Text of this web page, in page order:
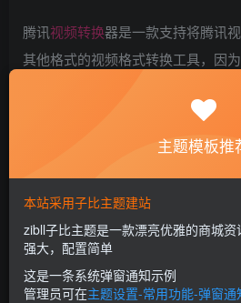
腾讯视频转换器是一款支持将腾讯
其他格式的视频格式转换工具，因
有专属的视频格式，这让很多播放
软件就能解决这个问题，并且使用极
主题模板推
本站采用子比主题建站
zibll子比主题是一款漂亮优雅的商城
强大，配置简单
这是一条系统弹窗通知示例
管理员可在主题设置-常用功能-弹窗通